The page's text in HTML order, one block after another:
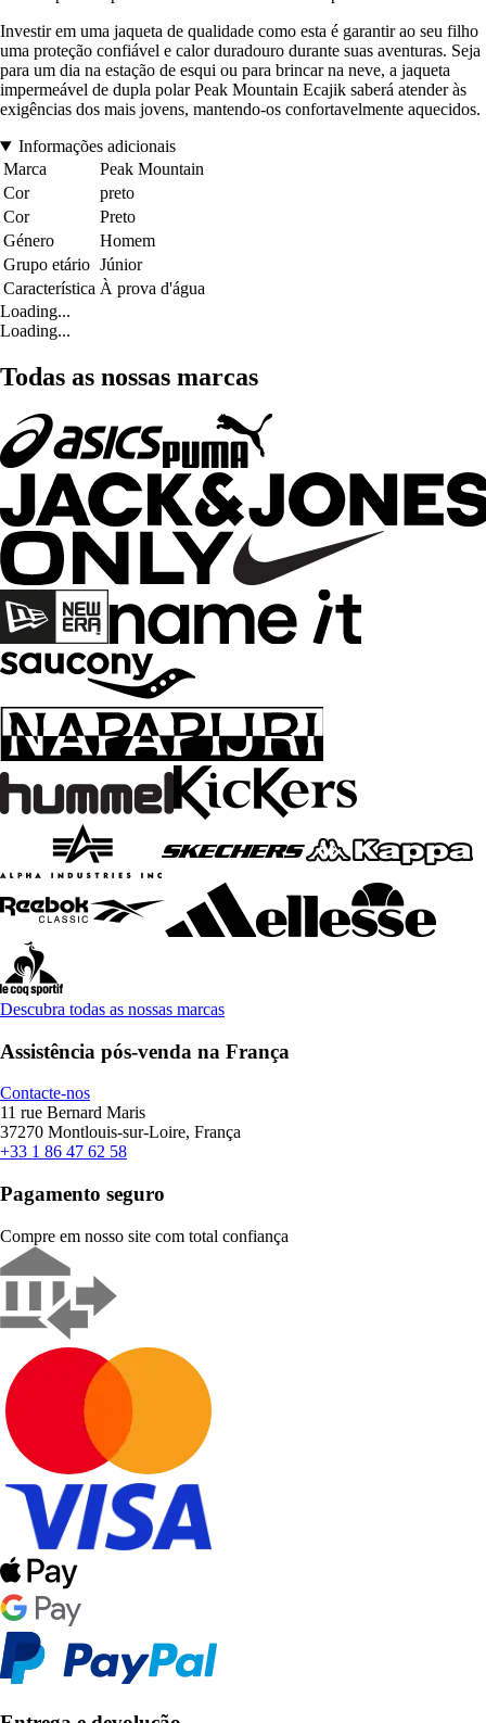
Investir em uma jaqueta de qualidade como esta é garantir ao seu filho
uma proteção confiável e calor duradouro durante suas aventuras. Seja
para um dia na estação de esqui ou para brincar na neve, a jaqueta
impermeável de dupla polar Peak Mountain Ecajik saberá atender às
exigências dos mais jovens, mantendo-os confortavelmente aquecidos.
Informações adicionais
Marca
Peak Mountain
Cor
preto
Cor
Preto
Género
Homem
Grupo etário Júnior
Característica À prova d'água
Loading...
Loading...
Todas as nossas marcas
Descubra todas as nossas marcas
Assistência pós-venda na França
Contacte-nos
11 rue Bernard Maris
37270 Montlouis-sur-Loire, França
+33 1 86 47 62 58
Pagamento seguro
Compre em nosso site com total confiança